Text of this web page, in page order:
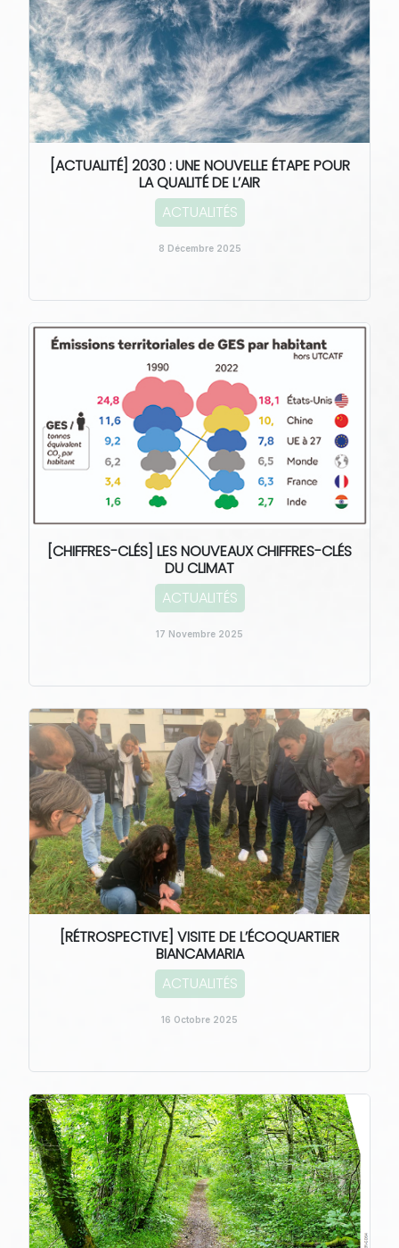
[ACTUALITÉ] 2030 : UNE NOUVELLE ÉTAPE POUR
LA QUALITÉ DE L’AIR
ACTUALITÉS
8 Décembre 2025
[CHIFFRES-CLÉS] LES NOUVEAUX CHIFFRES-CLÉS
DU CLIMAT
ACTUALITÉS
17 Novembre 2025
[RÉTROSPECTIVE] VISITE DE L’ÉCOQUARTIER
BIANCAMARIA
ACTUALITÉS
16 Octobre 2025